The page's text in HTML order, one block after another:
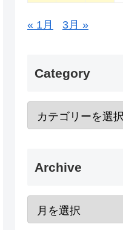
« 1月 3月 »
Category
Archive